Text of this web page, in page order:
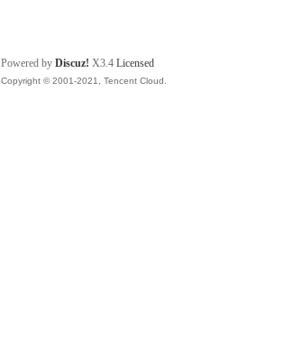
Powered by Discuz! X3.4 Licensed
Copyright © 2001-2021, Tencent Cloud.